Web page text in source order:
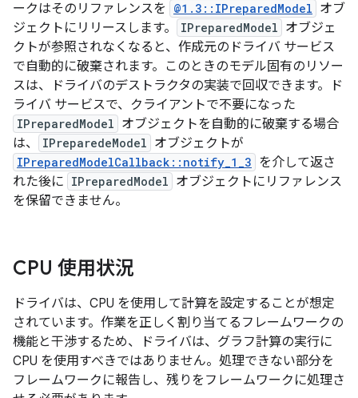
ークはそのリファレンスを
@1.3::IPreparedModel オブ
ジェクトにリリースします。
IPreparedModel オブジェ
クトが参照されなくなると、作成元のドライバ サービス
で自動的に破棄されます。このときのモデル固有のリソー
スは、ドライバのデストラクタの実装で回収できます。ド
ライバ サービスで、クライアントで不要になった
IPreparedModel オブジェクトを自動的に破棄する場合
は、
IPreparedeModel オブジェクトが
IPreparedModelCallback::notify_1_3 を介して返さ
れた後に IPreparedModel オブジェクトにリファレンス
を保留できません。
CPU 使用状況
ドライバは、CPU を使用して計算を設定することが想定
されています。作業を正しく割り当てるフレームワークの
機能と干渉するため、ドライバは、グラフ計算の実行に
CPU を使用すべきではありません。処理できない部分を
フレームワークに報告し、残りをフレームワークに処理さ